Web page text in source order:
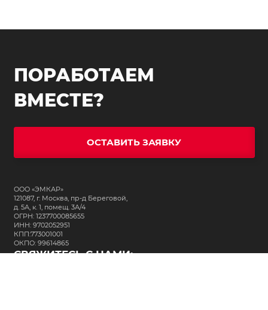
ПОРАБОТАЕМ
ВМЕСТЕ?
ОСТАВИТЬ ЗАЯВКУ
ООО «ЭМКАР»
121087, г. Москва, пр-д Береговой,
д. 5А, к. 1, помещ. 3А/4
ОГРН: 1237700085655
ИНН: 9702052951
КПП:773001001
ОКПО: 99614865
СВЯЖИТЕСЬ С НАМИ: